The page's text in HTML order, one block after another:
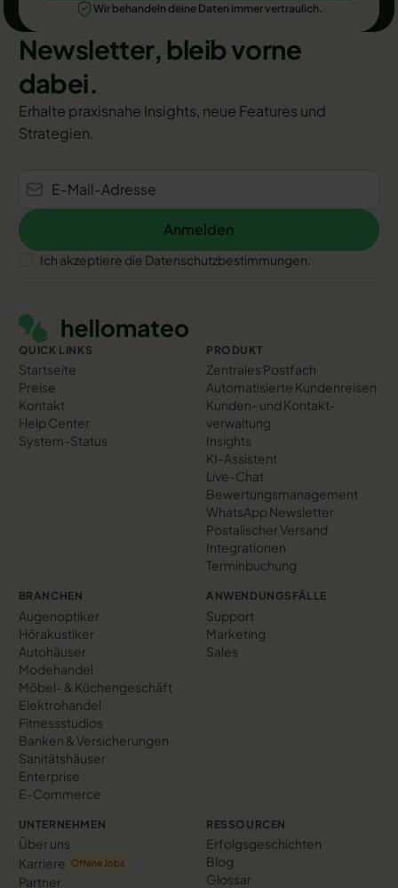
Wir behandeln deine Daten immer vertraulich.
Newsletter, bleib vorne
dabei.
Erhalte praxisnahe Insights, neue Features und
Strategien.
Anmelden
Anmelden
Ich akzeptiere die Datenschutzbestimmungen.
QUICK LINKS
Startseite
Preise
Kontakt
Help Center
System-Status
PRODUKT
Zentrales Postfach
Automatisierte Kundenreisen
Kunden- und Kontakt­
verwaltung
Insights
KI-Assistent
Live-Chat
Bewertungs­management
WhatsApp Newsletter
Postalischer Versand
Integrationen
Terminbuchung
BRANCHEN
Augenoptiker
Hörakustiker
Autohäuser
Modehandel
Möbel- & Küchengeschäft
Elektrohandel
Fitnessstudios
Banken & Versicherungen
Sanitätshäuser
Enterprise
E-Commerce
ANWENDUNGSFÄLLE
Support
Marketing
Sales
UNTERNEHMEN
Über uns
Karriere
Offene Jobs
Partner
RESSOURCEN
Erfolgs­geschichten
Blog
Glossar